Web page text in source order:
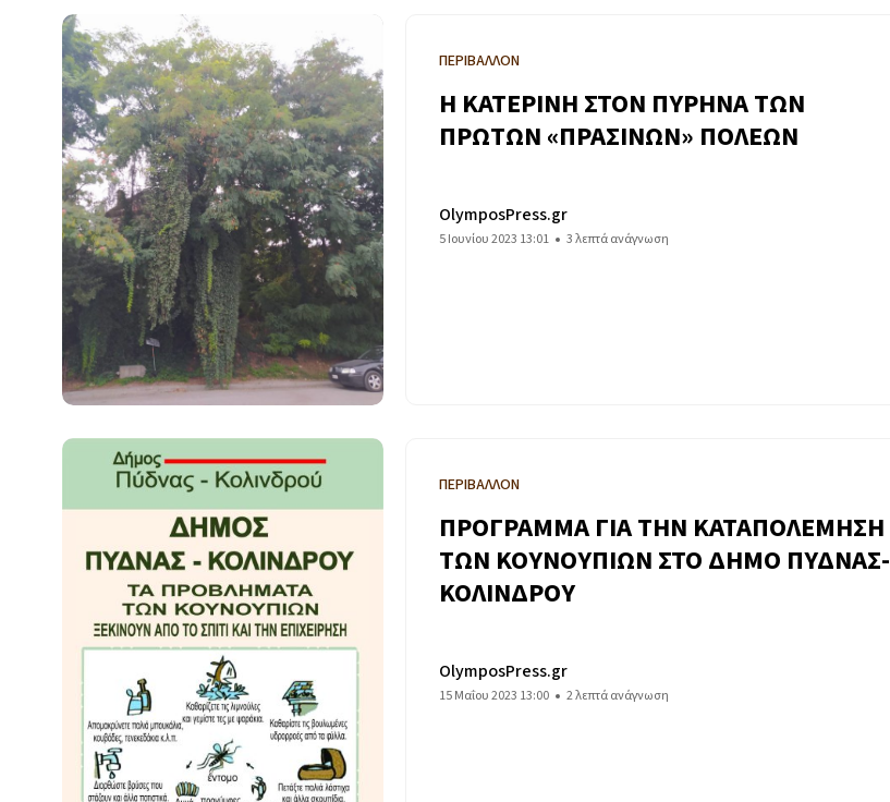
ΠΕΡΙΒΑΛΛΟΝ
Η ΚΑΤΕΡΙΝΗ ΣΤΟΝ ΠΥΡΗΝΑ ΤΩΝ
ΠΡΩΤΩΝ «ΠΡΑΣΙΝΩΝ» ΠΟΛΕΩΝ
OlymposPress.gr
5 Ιουνίου 2023 13:01 3 λεπτά ανάγνωση
ΠΕΡΙΒΑΛΛΟΝ
ΠΡΟΓΡΑΜΜΑ ΓΙΑ ΤΗΝ ΚΑΤΑΠΟΛΕΜΗΣΗ
ΤΩΝ ΚΟΥΝΟΥΠΙΩΝ ΣΤΟ ΔΗΜΟ ΠΥΔΝΑΣ-
ΚΟΛΙΝΔΡΟΥ
OlymposPress.gr
15 Μαΐου 2023 13:00 2 λεπτά ανάγνωση